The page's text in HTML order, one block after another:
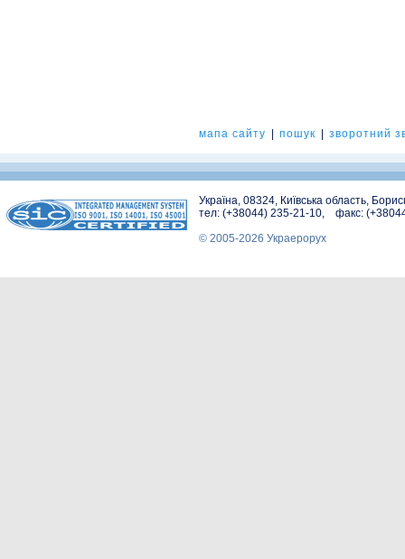
мапа сайту пошук зворотний
Україна, 08324, Київська область,
тел: (+38044) 235-21-10, факс:
© 2005-2026 Украерорух